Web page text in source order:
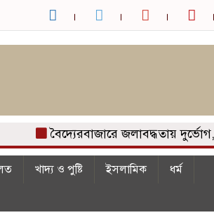
বৈদ্যেরবাজারে জলাবদ্ধতায় দুর্ভোগ,
খাদ্য ও পুষ্টি ইসলামিক
ধর্ম